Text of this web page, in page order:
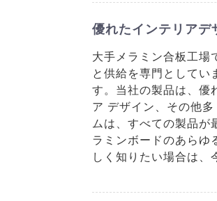
優れたインテリアデ
大手メラミン合板工場
と供給を専門としてい
す。当社の製品は、優
ア デザイン、その他
ムは、すべての製品が
ラミンボードのあらゆ
しく知りたい場合は、